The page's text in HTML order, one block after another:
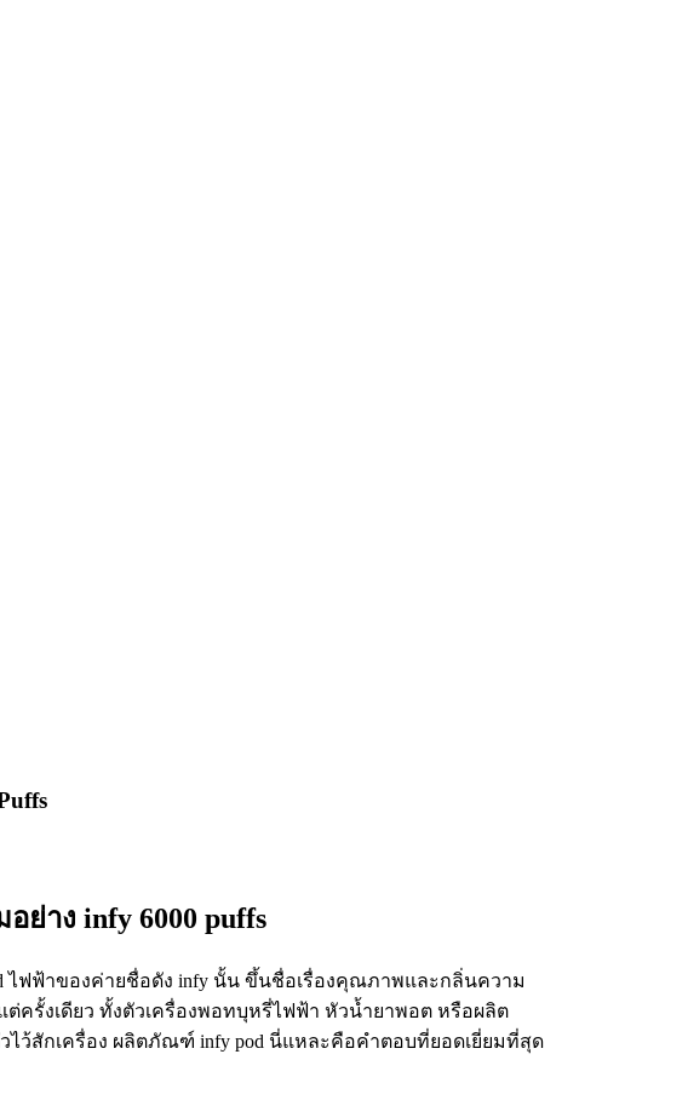
ย่าง infy 6000 puffs
ไฟฟ้าของค่ายชื่อดัง infy นั้น ขึ้นชื่อเรื่องคุณภาพและกลิ่นความ
รั้งเดียว ทั้งตัวเครื่องพอทบุหรี่ไฟฟ้า หัวน้ำยาพอต หรือผลิต
สักเครื่อง ผลิตภัณฑ์ infy pod นี่แหละคือคำตอบที่ยอดเยี่ยมที่สุด